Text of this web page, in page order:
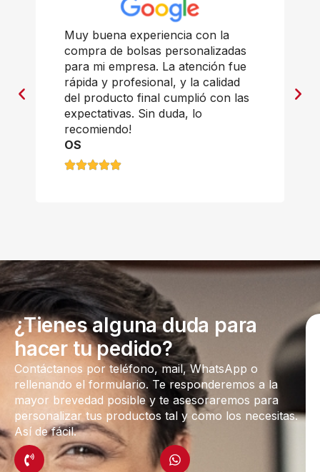
Muy buena experiencia con la
compra de bolsas personalizadas
para mi empresa. La atención fue
rápida y profesional, y la calidad
del producto final cumplió con las
expectativas. Sin duda, lo
recomiendo!
OS
¿Tienes alguna duda para
hacer tu pedido?
Contáctanos por teléfono, mail, WhatsApp o
rellenando el formulario. Te responderemos a la
mayor brevedad posible y te asesoraremos para
personalizar tus productos tal y como los necesitas.
Así de fácil.